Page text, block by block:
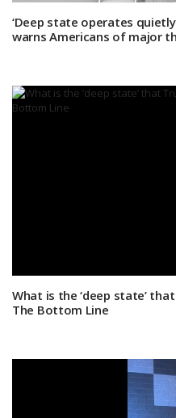
‘Deep state operates
warns Americans of major
What is the ‘deep state’
The Bottom Line